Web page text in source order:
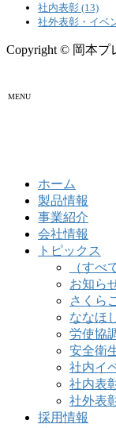
社内表彰 (13)
社外表彰・イベ
Copyright © 岡本プ
MENU
ホーム
製品情報
事業紹介
会社情報
トピックス
（すべ
お知ら
さくら
ななほ
労使協
安全衛
社内イ
社内表
社外表
採用情報